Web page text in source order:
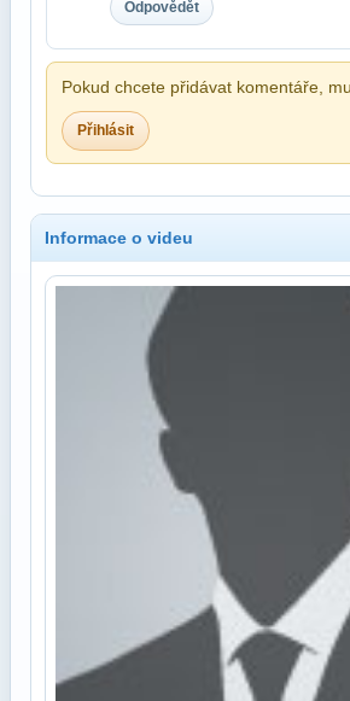
Odpovědět
Pokud chcete přidávat komentáře,
Přihlásit
Informace o videu